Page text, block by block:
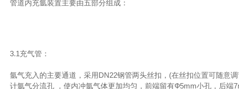
管道内充氩装置主要由五部分组成：
3.1充气管：
氩气充入的主要通道，采用DN22钢管两头丝扣，(在丝扣位置可随意
计氩气分流孔 ，使内冲氩气体更加均匀，前端留有Ф5mm小孔，后端